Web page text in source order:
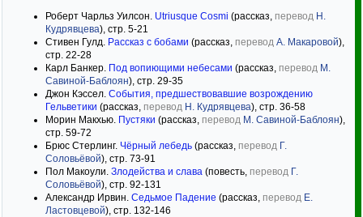
Роберт Чарльз Уилсон. Utriusque Cosmi (рассказ, перевод Н.
Кудрявцева), стр. 5-21
Стивен Гулд. Рассказ с бобами (рассказ, перевод А. Макаровой),
стр. 22-28
Карл Банкер. Под вопиющими небесами (рассказ, перевод М.
Савиной-Баблоян), стр. 29-35
Джон Кэссел. События, предшествовавшие возрождению
Гельветики (рассказ, перевод Н. Кудрявцева), стр. 36-58
Морин Макхью. Пустяки (рассказ, перевод М. Савиной-Баблоян),
стр. 59-72
Брюс Стерлинг. Чёрный лебедь (рассказ, перевод Г.
Соловьёвой), стр. 73-91
Пол Макоули. Злодейства и слава (повесть, перевод Г.
Соловьёвой), стр. 92-131
Александр Ирвин. Седьмое Падение (рассказ, перевод Е.
Ластовцевой), стр. 132-146